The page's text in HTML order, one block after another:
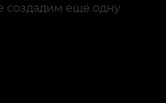
создадим ещё одну